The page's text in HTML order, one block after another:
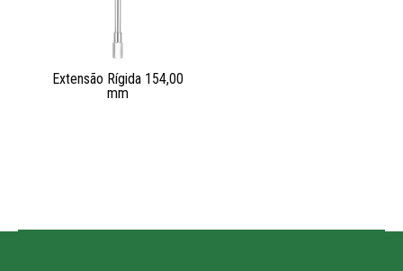
Extensão Rígida 154,00
mm